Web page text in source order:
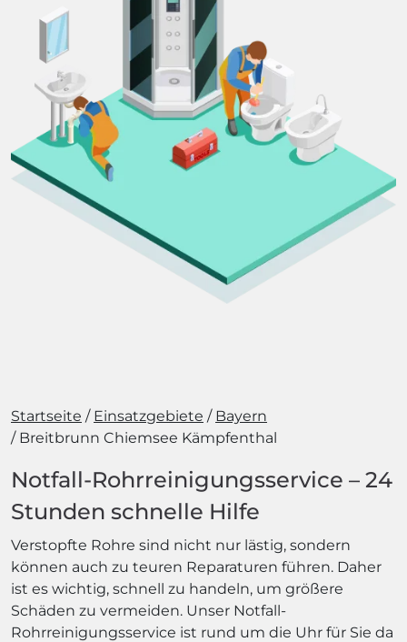
Startseite Einsatzgebiete
Bayern
Breitbrunn Chiemsee Kämpfenthal
Notfall-Rohrreinigungsservice – 24
Stunden schnelle Hilfe
Verstopfte Rohre sind nicht nur lästig, sondern
können auch zu teuren Reparaturen führen. Daher
ist es wichtig, schnell zu handeln, um größere
Schäden zu vermeiden. Unser Notfall-
Rohrreinigungsservice ist rund um die Uhr für Sie da